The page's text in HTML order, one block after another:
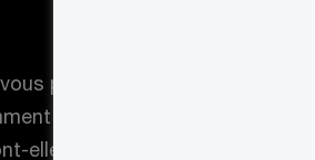
placez vos clients au cœur de
les expériences et les
elles? Vous vous trouverez